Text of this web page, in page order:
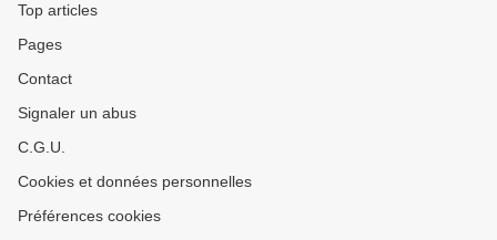
Top articles
Pages
Contact
Signaler un abus
C.G.U.
Cookies et données personnelles
Préférences cookies